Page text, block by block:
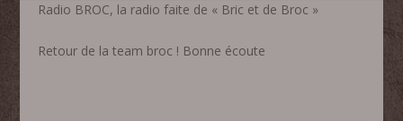
Radio BROC, la radio faite de « Bric et de Broc »
Retour de la team broc ! Bonne écoute